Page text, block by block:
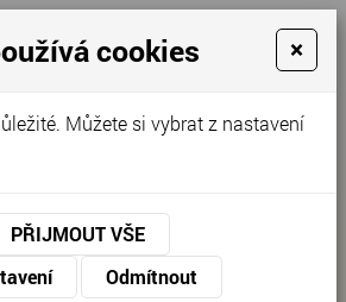
KONTAKTUJTE NÁS
NÁS
cookies ×
Můžete si vybrat z nastavení
PŘIJMOUT VŠE
Odmítnout